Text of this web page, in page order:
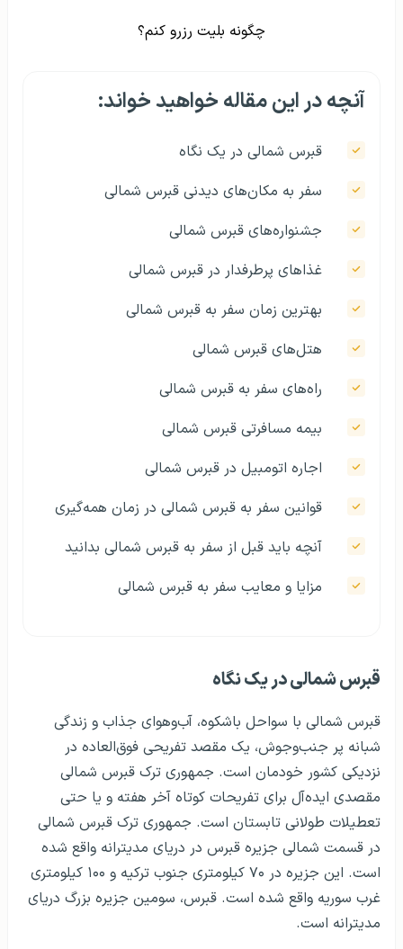
چگونه بلیت رزرو کنم؟
آنچه در این مقاله خواهید خواند:
قبرس شمالی در یک نگاه
سفر به مکان‌های دیدنی قبرس شمالی
جشنواره‌های قبرس شمالی
غذاهای پرطرفدار در قبرس شمالی
بهترین زمان سفر به قبرس شمالی
هتل‌های قبرس شمالی
راه‌های سفر به قبرس شمالی
بیمه مسافرتی قبرس شمالی
اجاره اتومبیل در قبرس شمالی
قوانین سفر به قبرس شمالی در زمان همه‌گیری
آنچه باید قبل از سفر به قبرس شمالی بدانید
مزایا و معایب سفر به قبرس شمالی
قبرس شمالی در یک نگاه
قبرس شمالی با سواحل باشکوه، آب‌وهوای جذاب و زندگی
شبانه پر جنب‌وجوش، یک مقصد تفریحی فوق‌العاده در
نزدیکی کشور خودمان است. جمهوری ترک قبرس شمالی
مقصدی ایده‌آل برای تفریحات کوتاه آخر هفته و یا حتی
تعطیلات طولانی تابستان است. جمهوری ترک قبرس شمالی
در قسمت شمالی جزیره قبرس در دریای مدیترانه واقع شده
است. این جزیره در ۷۰ کیلومتری جنوب ترکیه و ۱۰۰ کیلومتری
غرب سوریه واقع شده است. قبرس، سومین جزیره بزرگ دریای
مدیترانه است.